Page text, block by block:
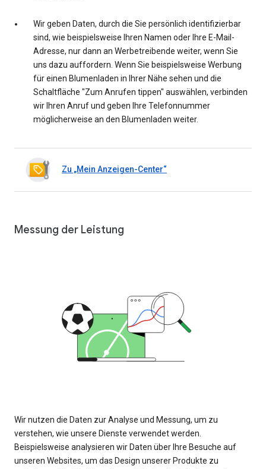
Wir geben Daten, durch die Sie persönlich identifizierbar
sind, wie beispielsweise Ihren Namen oder Ihre E-Mail-
Adresse, nur dann an Werbetreibende weiter, wenn Sie
uns dazu auffordern. Wenn Sie beispielsweise Werbung
für einen Blumenladen in Ihrer Nähe sehen und die
Schaltfläche "Zum Anrufen tippen" auswählen, verbinden
wir Ihren Anruf und geben Ihre Telefonnummer
möglicherweise an den Blumenladen weiter.
Zu „Mein Anzeigen-Center“
Messung der Leistung
Wir nutzen die Daten zur Analyse und Messung, um zu
verstehen, wie unsere Dienste verwendet werden.
Beispielsweise analysieren wir Daten über Ihre Besuche auf
unseren Websites, um das Design unserer Produkte zu